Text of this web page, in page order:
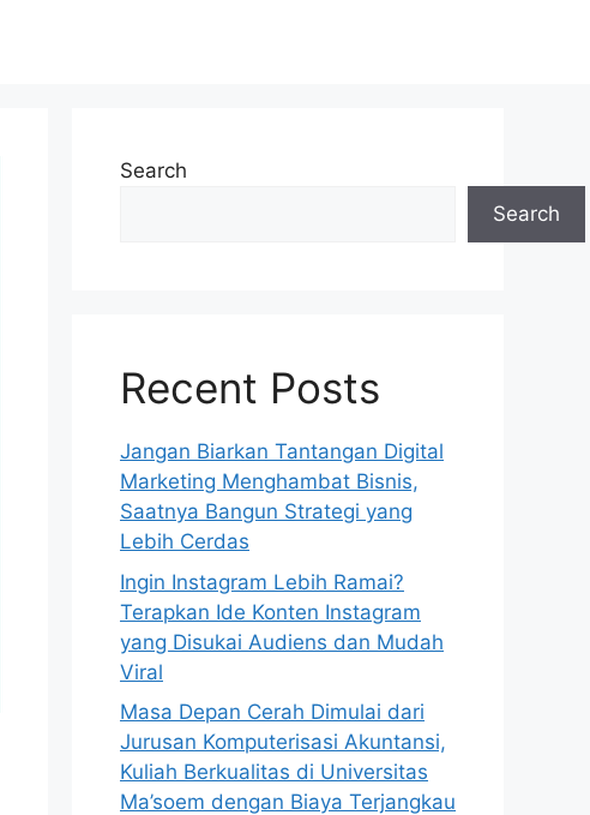
Search
Search
Recent Posts
Jangan Biarkan Tantangan Digital
Marketing Menghambat Bisnis,
Saatnya Bangun Strategi yang
Lebih Cerdas
Ingin Instagram Lebih Ramai?
Terapkan Ide Konten Instagram
yang Disukai Audiens dan Mudah
Viral
Masa Depan Cerah Dimulai dari
Jurusan Komputerisasi Akuntansi,
Kuliah Berkualitas di Universitas
Ma’soem dengan Biaya Terjangkau